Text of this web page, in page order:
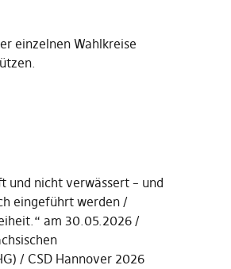
einzelnen Wahlkreise
.
und nicht verwässert – und
eingeführt werden
am 30.05.2026
CSD Hannover 2026